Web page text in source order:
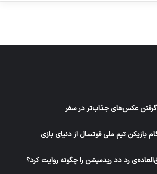
بازیکن تیم ملی فوتسال از دنیای بازی
رد دد ریدمپشن را چگونه روایت کرد؟